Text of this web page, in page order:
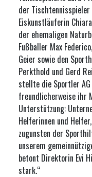
der Tischtennisspieler
Eiskunstläuferin
der ehemaligen
Fußballer Max
Geier sowie den
Perkthold und Gerd
stellte die Sportler
freundlicherweise ihr
Unterstützung:
Helferinnen und
zugunsten der
unserem
betont Direktorin Evi
stark.“